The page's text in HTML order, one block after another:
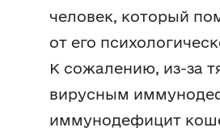
человек, который
от его
К сожалению, из-за
вирусным
иммунодефицит